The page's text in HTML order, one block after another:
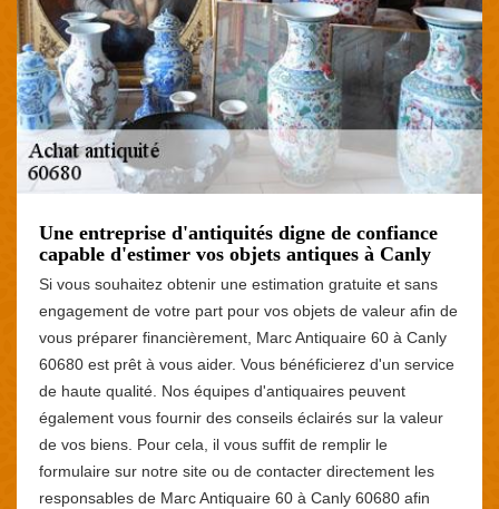
Une entreprise d'antiquités digne de confiance
capable d'estimer vos objets antiques à Canly
Si vous souhaitez obtenir une estimation gratuite et sans
engagement de votre part pour vos objets de valeur afin de
vous préparer financièrement, Marc Antiquaire 60 à Canly
60680 est prêt à vous aider. Vous bénéficierez d'un service
de haute qualité. Nos équipes d'antiquaires peuvent
également vous fournir des conseils éclairés sur la valeur
de vos biens. Pour cela, il vous suffit de remplir le
formulaire sur notre site ou de contacter directement les
responsables de Marc Antiquaire 60 à Canly 60680 afin